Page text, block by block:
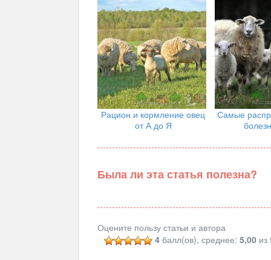
Рацион и кормление овец
от А до Я
Самые
Была ли эта статья полезна?
Оцените пользу статьи и автора
4 балл(ов), среднее:5,00 из